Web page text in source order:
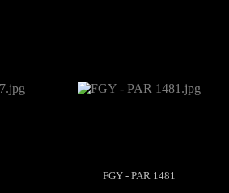
FGY - PAR 1481